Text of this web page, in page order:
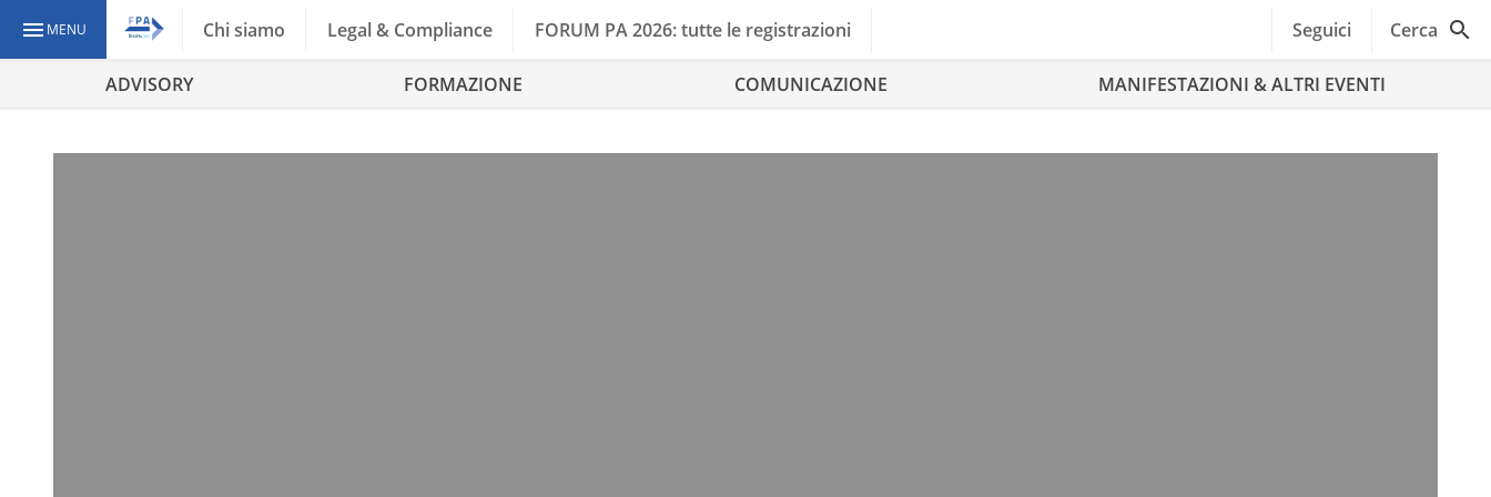
MENU Chi siamo Legal & Compliance FORUM PA 2026: tutte le registrazioni Seguici Cerca
ADVISORY FORMAZIONE COMUNICAZIONE MANIFESTAZIONI & ALTRI EVENTI